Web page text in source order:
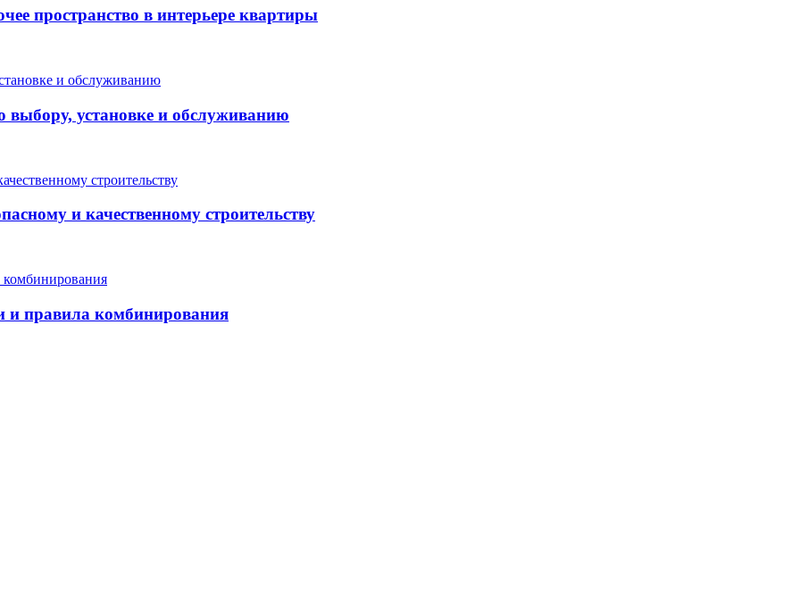
пространство в интерьере квартиры
выбору, установке и обслуживанию
и качественному строительству
и правила комбинирования